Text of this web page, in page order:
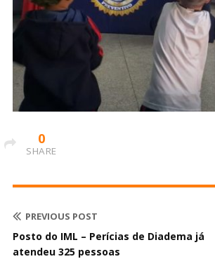
0
SHARE
PREVIOUS POST
Posto do IML – Perícias de Diadema já
atendeu 325 pessoas